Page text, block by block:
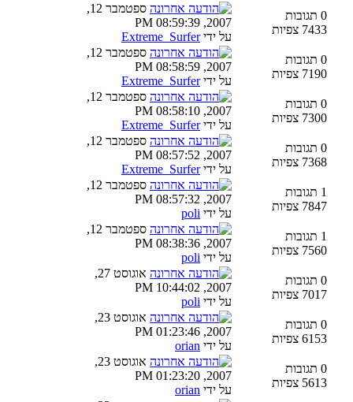
0 תגובות
7433 צפיות
ספטמבר 12,
2007, 08:59:39 PM
על ידיExtreme_Surfer
0 תגובות
7190 צפיות
ספטמבר 12,
2007, 08:58:59 PM
על ידיExtreme_Surfer
0 תגובות
7300 צפיות
ספטמבר 12,
2007, 08:58:10 PM
על ידיExtreme_Surfer
0 תגובות
7368 צפיות
ספטמבר 12,
2007, 08:57:52 PM
על ידיExtreme_Surfer
1 תגובות
7847 צפיות
ספטמבר 12,
2007, 08:57:32 PM
על ידי poli
1 תגובות
7560 צפיות
ספטמבר 12,
2007, 08:38:36 PM
על ידי poli
0 תגובות
7017 צפיות
אוגוסט 27,
2007, 10:44:02 PM
על ידי poli
0 תגובות
6153 צפיות
אוגוסט 23,
2007, 01:23:46 PM
על ידי orian
0 תגובות
5613 צפיות
אוגוסט 23,
2007, 01:23:20 PM
על ידי orian